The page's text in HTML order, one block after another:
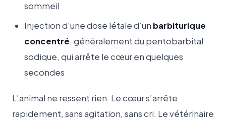
sommeil
Injection d’une dose létale d’un barbiturique
concentré, généralement du pentobarbital
sodique, qui arrête le cœur en quelques
secondes
L’animal ne ressent rien. Le cœur s’arrête
rapidement, sans agitation, sans cri. Le vétérinaire